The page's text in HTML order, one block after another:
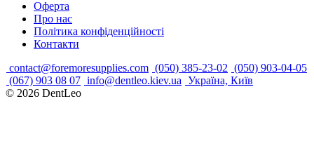
Оферта
Про нас
Політика конфіденційності
Контакти
contact@foremoresupplies.com (050) 385-23-02 (050) 903-04-05
(067) 903 08 07 info@dentleo.kiev.ua Україна, Київ
© 2026 DentLeo